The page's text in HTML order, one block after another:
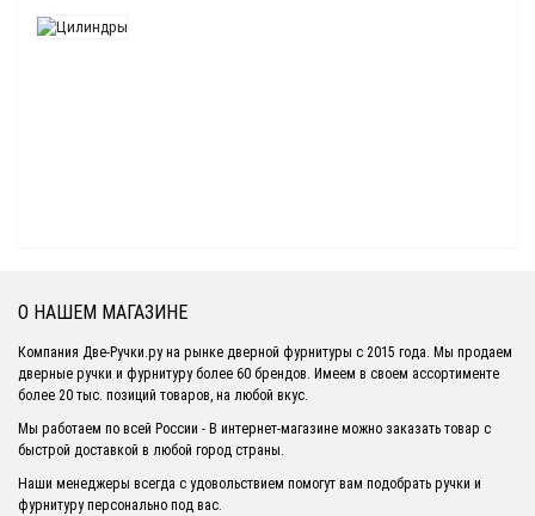
О НАШЕМ МАГАЗИНЕ
Компания Две-Ручки.ру на рынке дверной фурнитуры с 2015 года. Мы продаем
дверные ручки и фурнитуру более 60 брендов. Имеем в своем ассортименте
более 20 тыс. позиций товаров, на любой вкус.
Мы работаем по всей России - В интернет-магазине можно заказать товар с
быстрой доставкой в любой город страны.
Наши менеджеры всегда с удовольствием помогут вам подобрать ручки и
фурнитуру персонально под вас.